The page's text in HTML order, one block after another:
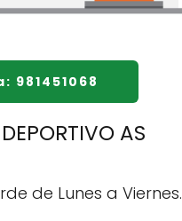
981451068
AS
de Lunes a Viernes.